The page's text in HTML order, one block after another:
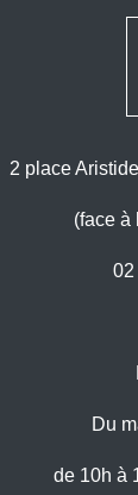
2 place
(face à
02
Du
de 10h à